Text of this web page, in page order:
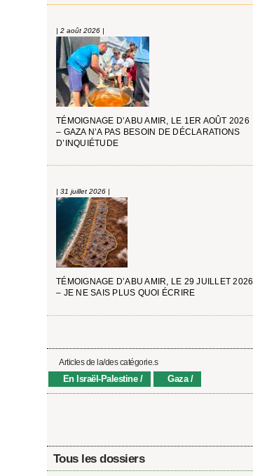
| 2 août 2026 |
TÉMOIGNAGE D’ABU AMIR, LE 1ER AOÛT 2026
– GAZA N’A PAS BESOIN DE DÉCLARATIONS
D’INQUIÉTUDE
| 31 juillet 2026 |
TÉMOIGNAGE D’ABU AMIR, LE 29 JUILLET 2026
– JE NE SAIS PLUS QUOI ÉCRIRE
Articles de la/des catégorie.s
En Israël-Palestine Gaza
Tous les dossiers